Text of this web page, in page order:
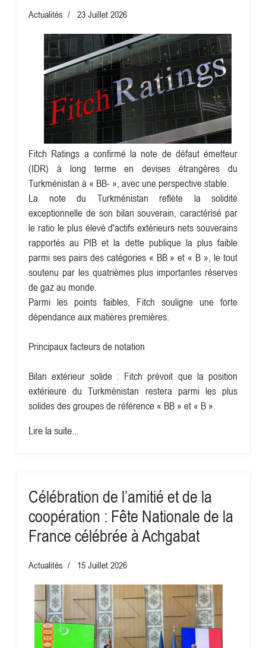
Actualités 23 Juillet 2026
Fitch Ratings a confirmé la note de défaut émetteur
(IDR) à long terme en devises étrangères du
Turkménistan à « BB- », avec une perspective stable.
La note du Turkménistan reflète la solidité
exceptionnelle de son bilan souverain, caractérisé par
le ratio le plus élevé d'actifs extérieurs nets souverains
rapportés au PIB et la dette publique la plus faible
parmi ses pairs des catégories « BB » et « B », le tout
soutenu par les quatrièmes plus importantes réserves
de gaz au monde.
Parmi les points faibles, Fitch souligne une forte
dépendance aux matières premières.
Principaux facteurs de notation
Bilan extérieur solide : Fitch prévoit que la position
extérieure du Turkménistan restera parmi les plus
solides des groupes de référence « BB » et « B ».
Lire la suite...
Célébration de l’amitié et de la
coopération : Fête Nationale de la
France célébrée à Achgabat
Actualités 15 Juillet 2026